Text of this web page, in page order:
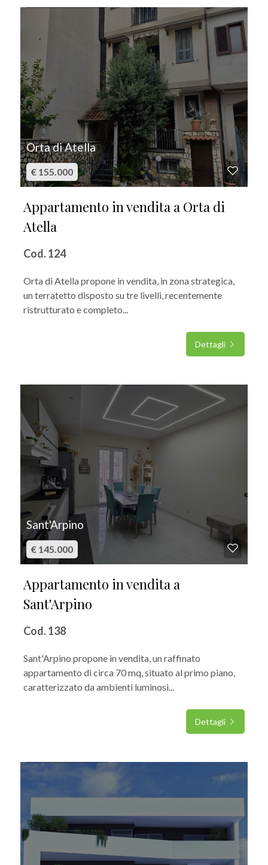
Orta di Atella
€ 155.000
Appartamento in vendita a Orta di
Atella
Cod. 124
Orta di Atella propone in vendita, in zona strategica,
un terratetto disposto su tre livelli, recentemente
ristrutturato e completo...
Dettagli
Sant'Arpino
€ 145.000
Appartamento in vendita a
Sant'Arpino
Cod. 138
Sant'Arpino propone in vendita, un raffinato
appartamento di circa 70 mq, situato al primo piano,
caratterizzato da ambienti luminosi...
Dettagli